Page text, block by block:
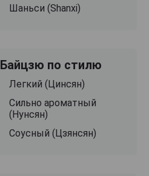
Шаньси (Shanxi)
Байцзю по стилю
Легкий (Цинсян)
Сильно ароматный
(Нунсян)
Соусный (Цзянсян)